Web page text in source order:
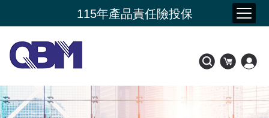
115年產品責任險投保
新品上市- 潤康原 水光膠原蛋白